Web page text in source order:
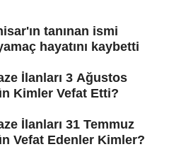
tanınan ismi
hayatını kaybetti
İlanları 3 Ağustos
Kimler Vefat Etti?
İlanları 31 Temmuz
Vefat Edenler Kimler?